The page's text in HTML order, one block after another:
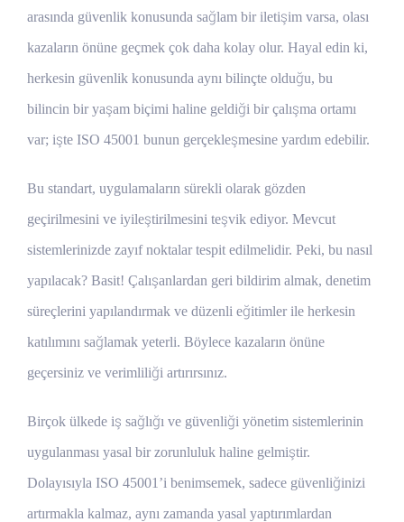
arasında güvenlik konusunda sağlam bir iletişim varsa, olası
kazaların önüne geçmek çok daha kolay olur. Hayal edin ki,
herkesin güvenlik konusunda aynı bilinçte olduğu, bu
bilincin bir yaşam biçimi haline geldiği bir çalışma ortamı
var; işte ISO 45001 bunun gerçekleşmesine yardım edebilir.
Bu standart, uygulamaların sürekli olarak gözden
geçirilmesini ve iyileştirilmesini teşvik ediyor. Mevcut
sistemlerinizde zayıf noktalar tespit edilmelidir. Peki, bu nasıl
yapılacak? Basit! Çalışanlardan geri bildirim almak, denetim
süreçlerini yapılandırmak ve düzenli eğitimler ile herkesin
katılımını sağlamak yeterli. Böylece kazaların önüne
geçersiniz ve verimliliği artırırsınız.
Birçok ülkede iş sağlığı ve güvenliği yönetim sistemlerinin
uygulanması yasal bir zorunluluk haline gelmiştir.
Dolayısıyla ISO 45001’i benimsemek, sadece güvenliğinizi
artırmakla kalmaz, aynı zamanda yasal yaptırımlardan